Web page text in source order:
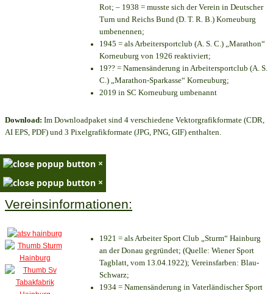
Rot; – 1938 = musste sich der Verein in Deutscher
Turn und Reichs Bund (D. T. R. B.) Korneuburg
umbenennen;
1945 = als Arbeitersportclub (A. S. C.) „Marathon“
Korneuburg von 1926 reaktiviert;
19?? = Namensänderung in Arbeitersportclub (A. S.
C.) „Marathon-Sparkasse“ Korneuburg;
2019 in SC Korneuburg umbenannt
Download: Im Downloadpaket sind 4 verschiedene Vektorgrafikformate (CDR,
AI EPS, PDF) und 3 Pixelgrafikformate (JPG, PNG, GIF) enthalten.
×
×
Vereinsinformationen:
1921 = als Arbeiter Sport Club „Sturm“ Hainburg
an der Donau gegründet; (Quelle: Wiener Sport
Tagblatt, vom 13.04.1922); Vereinsfarben: Blau-
Schwarz;
1934 = Namensänderung in Vaterländischer Sport